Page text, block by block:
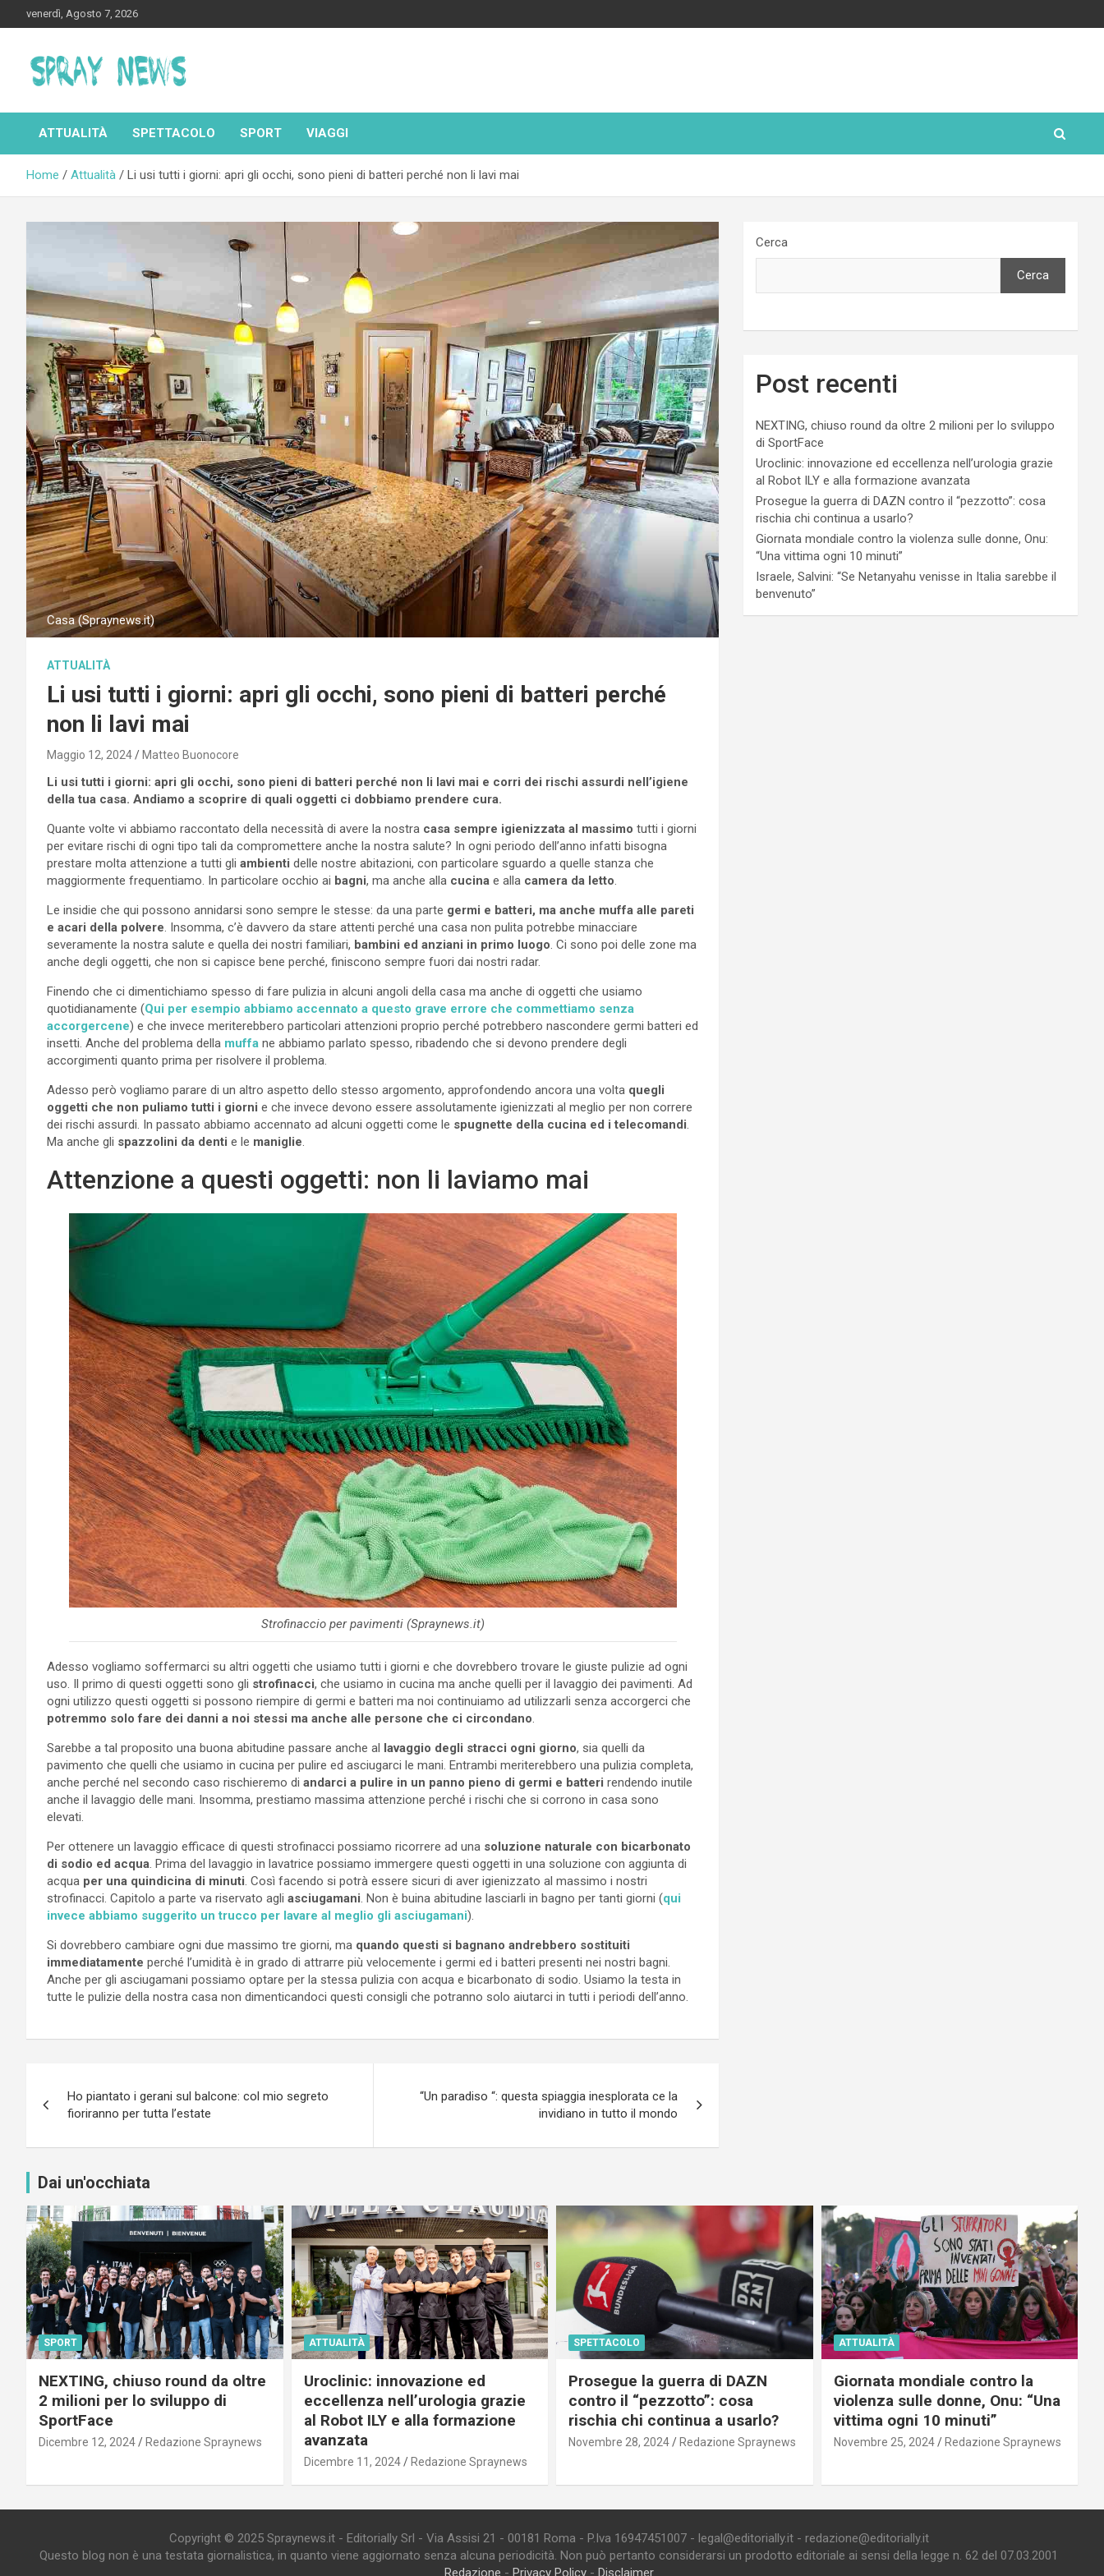
to
venerdì, Agosto 7, 2026
Spraynews.it
ATTUALITÀ SPETTACOLO SPORT VIAGGI
Home Attualità Li usi tutti i giorni: apri gli occhi, sono pieni di batteri perché non li lavi mai
Casa (Spraynews.it)
ATTUALITÀ
Li usi tutti i giorni: apri gli occhi, sono pieni di batteri perché
non li lavi mai
Maggio 12, 2024 Matteo Buonocore
Li usi tutti i giorni: apri gli occhi, sono pieni di batteri perché non li lavi mai e corri dei rischi assurdi nell’igiene
della tua casa. Andiamo a scoprire di quali oggetti ci dobbiamo prendere cura.
Quante volte vi abbiamo raccontato della necessità di avere la nostra casa sempre igienizzata al massimo tutti i giorni
per evitare rischi di ogni tipo tali da compromettere anche la nostra salute? In ogni periodo dell’anno infatti bisogna
prestare molta attenzione a tutti gli ambienti delle nostre abitazioni, con particolare sguardo a quelle stanza che
maggiormente frequentiamo. In particolare occhio ai bagni, ma anche alla cucina e alla camera da letto
Le insidie che qui possono annidarsi sono sempre le stesse: da una parte germi e batteri, ma anche muffa alle pareti
e acari della polvere . Insomma, c’è davvero da stare attenti perché una casa non pulita potrebbe minacciare
severamente la nostra salute e quella dei nostri familiari, bambini ed anziani in primo luogo . Ci sono poi delle zone ma
anche degli oggetti, che non si capisce bene perché, finiscono sempre fuori dai nostri radar.
Finendo che ci dimentichiamo spesso di fare pulizia in alcuni angoli della casa ma anche di oggetti che usiamo
quotidianamente (Qui per esempio abbiamo accennato a questo grave errore che commettiamo senza
accorgercene) e che invece meriterebbero particolari attenzioni proprio perché potrebbero nascondere germi batteri ed
insetti. Anche del problema della muffa ne abbiamo parlato spesso, ribadendo che si devono prendere degli
accorgimenti quanto prima per risolvere il problema.
Adesso però vogliamo parare di un altro aspetto dello stesso argomento, approfondendo ancora una volta quegli
oggetti che non puliamo tutti i giorni e che invece devono essere assolutamente igienizzati al meglio per non correre
dei rischi assurdi. In passato abbiamo accennato ad alcuni oggetti come le spugnette della cucina ed i telecomandi
Ma anche gli spazzolini da denti e le maniglie
Attenzione a questi oggetti: non li laviamo mai
Strofinaccio per pavimenti (Spraynews.it)
Adesso vogliamo soffermarci su altri oggetti che usiamo tutti i giorni e che dovrebbero trovare le giuste pulizie ad ogni
uso. Il primo di questi oggetti sono gli strofinacci, che usiamo in cucina ma anche quelli per il lavaggio dei pavimenti. Ad
ogni utilizzo questi oggetti si possono riempire di germi e batteri ma noi continuiamo ad utilizzarli senza accorgerci che
potremmo solo fare dei danni a noi stessi ma anche alle persone che ci circondano
Sarebbe a tal proposito una buona abitudine passare anche al lavaggio degli stracci ogni giorno, sia quelli da
pavimento che quelli che usiamo in cucina per pulire ed asciugarci le mani. Entrambi meriterebbero una pulizia completa,
anche perché nel secondo caso rischieremo di andarci a pulire in un panno pieno di germi e batteri rendendo inutile
anche il lavaggio delle mani. Insomma, prestiamo massima attenzione perché i rischi che si corrono in casa sono
elevati.
Per ottenere un lavaggio efficace di questi strofinacci possiamo ricorrere ad una soluzione naturale con bicarbonato
di sodio ed acqua . Prima del lavaggio in lavatrice possiamo immergere questi oggetti in una soluzione con aggiunta di
acqua per una quindicina di minuti . Così facendo si potrà essere sicuri di aver igienizzato al massimo i nostri
strofinacci. Capitolo a parte va riservato agli asciugamani . Non è buina abitudine lasciarli in bagno per tanti giorni (qui
invece abbiamo suggerito un trucco per lavare al meglio gli asciugamani).
Si dovrebbero cambiare ogni due massimo tre giorni, ma quando questi si bagnano andrebbero sostituiti
immediatamente perché l’umidità è in grado di attrarre più velocemente i germi ed i batteri presenti nei nostri bagni.
Anche per gli asciugamani possiamo optare per la stessa pulizia con acqua e bicarbonato di sodio. Usiamo la testa in
tutte le pulizie della nostra casa non dimenticandoci questi consigli che potranno solo aiutarci in tutti i periodi dell’anno.
articoli
Ho piantato i gerani sul balcone: col mio segreto
fioriranno per tutta l’estate
“Un paradiso “: questa spiaggia inesplorata ce la
invidiano in tutto il mondo
Cerca
Cerca
Post recenti
NEXTING, chiuso round da oltre 2 milioni per lo sviluppo
di SportFace
Uroclinic: innovazione ed eccellenza nell’urologia grazie
al Robot ILY e alla formazione avanzata
Prosegue la guerra di DAZN contro il “pezzotto”: cosa
rischia chi continua a usarlo?
Giornata mondiale contro la violenza sulle donne, Onu:
“Una vittima ogni 10 minuti”
Israele, Salvini: “Se Netanyahu venisse in Italia sarebbe il
benvenuto”
Dai un'occhiata
SPORT
NEXTING, chiuso round da oltre
2 milioni per lo sviluppo di
SportFace
Dicembre 12, 2024 Redazione Spraynews
ATTUALITÀ
Uroclinic: innovazione ed
eccellenza nell’urologia grazie
al Robot ILY e alla formazione
avanzata
Dicembre 11, 2024 Redazione Spraynews
SPETTACOLO
Prosegue la guerra di DAZN
contro il “pezzotto”: cosa
rischia chi continua a usarlo?
Novembre 28, 2024 Redazione Spraynews
ATTUALITÀ
Giornata mondiale contro la
violenza sulle donne, Onu: “Una
vittima ogni 10 minuti”
Novembre 25, 2024 Redazione Spraynews
Copyright © 2025 Spraynews.it - Editorially Srl - Via Assisi 21 - 00181 Roma - P.Iva 16947451007 - legal@editorially.it - redazione@editorially.it
Questo blog non è una testata giornalistica, in quanto viene aggiornato senza alcuna periodicità. Non può pertanto considerarsi un prodotto editoriale ai sensi della legge n. 62 del 07.03.2001
Redazione - Privacy Policy- Disclaimer